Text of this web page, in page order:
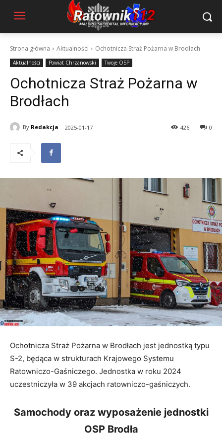
Strona główna Aktualności Ochotnicza Straż Pożarna w Brodłach
Aktualności Powiat Chrzanowski Twoje OSP
Ochotnicza Straż Pożarna w
Brodłach
By Redakcja 2025-01-17 0
426
Ochotnicza Straż Pożarna w Brodłach jest jednostką typu
S-2, będąca w strukturach Krajowego Systemu
Ratowniczo-Gaśniczego. Jednostka w roku 2024
uczestniczyła w 39 akcjach ratowniczo-gaśniczych.
Samochody oraz wyposażenie jednostki
OSP Brodła